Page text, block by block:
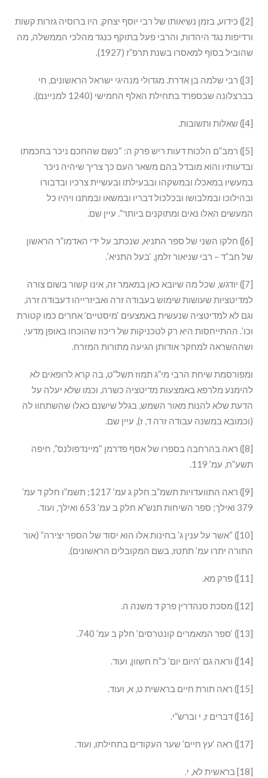
[2]) כידוע, בזמן נשיאותו של רבי יוסף יצחק, היו ברוסיה גזרות קשות
ורדיפות נגד היהדות, והרבי פעל בתוקף כנגד מהלכי הממשלה, מה
שהוביל בסוף למאסרו בשנת תרפ”ז (1927).
[3]) רבי שלמה בן אדרת. מגדולי מנהיגי ישראל הראשונים, חי
בברצלונה שבספרד בתחילת האלף החמישי (1240 למניינם).
[4]) שאלות ותשובות.
[5]) רמב”ם הלכות דעות ריש פרק ה: “כשם שהחכם ניכר בחכמתו
ובדעותיו והוא מובדל בהם משאר העם כך צריך שיהיה ניכר
במעשיו במאכלו ובמשקהו ובבעילתו ובעשיית צרכיו ובדבורו
ובהילוכו ובמלבושו ובכלכול דבריו ובמשאו ובמתנו ויהיו כל
המעשים האלו נאים ומתוקנים ביותר”. עיין שם.
[6]) חלקו השני של ספר התניא, שנכתב על ידי האדמו”ר הראשון
של חב”ד – רבי שניאור זלמן, ‘בעל התניא’.
[7]) יודגש, שכל מה שיובא כאן במאמר זה, אינו קשור בשום צורה
למדיטציות שעושות שימוש בעבודה זרה ואביזרייהו דעבודה זרה,
וגם לא למדיטציה שנעשית באמצעים ‘מיסטיים’ אחרים כמו קטורת
וכו’. ההתייחסות היא רק לטכניקות של ריכוז שהוכחו באופן מדעי,
ושההשראה למחקר אודותן הגיעה מתורות המזרח.
ומפורסמת שיחת הרבי מי”ג תמוז תשל”ט, בה קרא לרופאים לא
להימנע מלרפא באמצעות מדיטציה כשרה, וכמו שלא יעלה על
הדעת שלא להנות מאור השמש, בגלל שישנם כאלו שהשתחוו לה
(וכמובא במשנה עבודה זרה ד, ז), עיין שם.
[8]) ראה בהרחבה בספרו של אסף פדרמן “מיינדפולנס”, חיפה
תשע”ח, עמ’ 119.
[9]) ראה התוועדויות תשמ”ב חלק ג עמ’ 1217; תשמ”ו חלק ד עמ’
379 ואילך; ספר השיחות תנש”א חלק ב עמ’ 653 ואילך, ועוד.
[10]) “אשר על ענין ג’ בחינות אלו הוא יסוד של הספר יצירה” (אור
התורה יתרו עמ’ תתטז, בשם המקובלים הראשונים).
[11]) פרק מא.
[12]) מסכת סנהדרין פרק ד משנה ה.
[13]) ‘ספר המאמרים קונטרסים’ חלק ב עמ’ 740.
[14]) וראה גם ‘היום יום’ כ”ח חשוון, ועוד.
[15]) ראה תורת חיים בראשית ט, א, ועוד.
[16]) דברים ז, י וברש”י.
[17]) ראה ‘עץ חיים’ שער העקודים בתחילתו, ועוד.
[18] בראשית לא, י.